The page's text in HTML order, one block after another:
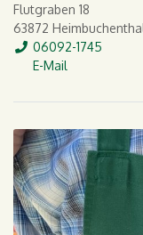
Flutgraben 18
63872
Tel.
06092-1745
E-Mail
E-Mail